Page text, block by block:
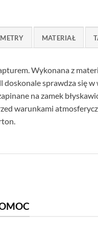
MATERIAŁ
Wykonana z
sprawdza się
na zamek
warunkami